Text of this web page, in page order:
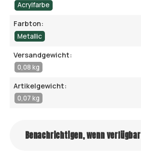
Acrylfarbe
Farbton:
Metallic
Versandgewicht:
0,08 kg
Artikelgewicht:
0,07 kg
Benachrichtigen, wenn verfügbar